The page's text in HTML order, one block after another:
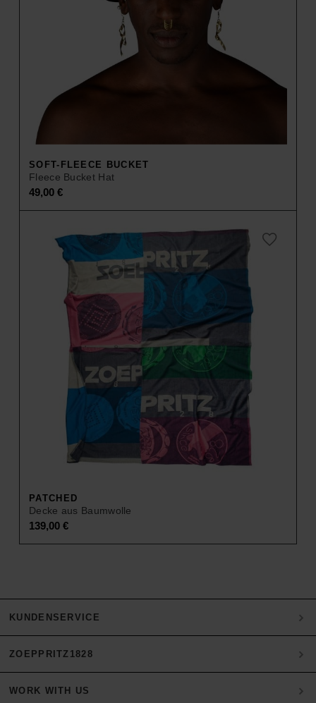
SOFT-FLEECE BUCKET
Fleece Bucket Hat
49,00 €
PATCHED
Decke aus Baumwolle
139,00 €
KUNDENSERVICE
Mein Konto
Zahlung
Versand & Retoure
ZOEPPRITZ1828
Heritage Quality Passion
WORK WITH US